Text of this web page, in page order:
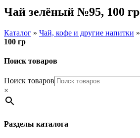
Чай зелёный №95, 100 гр
Каталог » Чай, кофе и другие напитки »
100 гр
Поиск товаров
Поиск товаров
×
Разделы каталога